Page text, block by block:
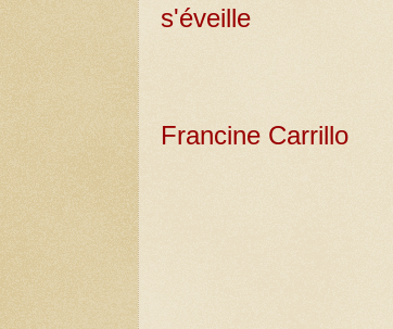
s'éveille
Francine Carrillo